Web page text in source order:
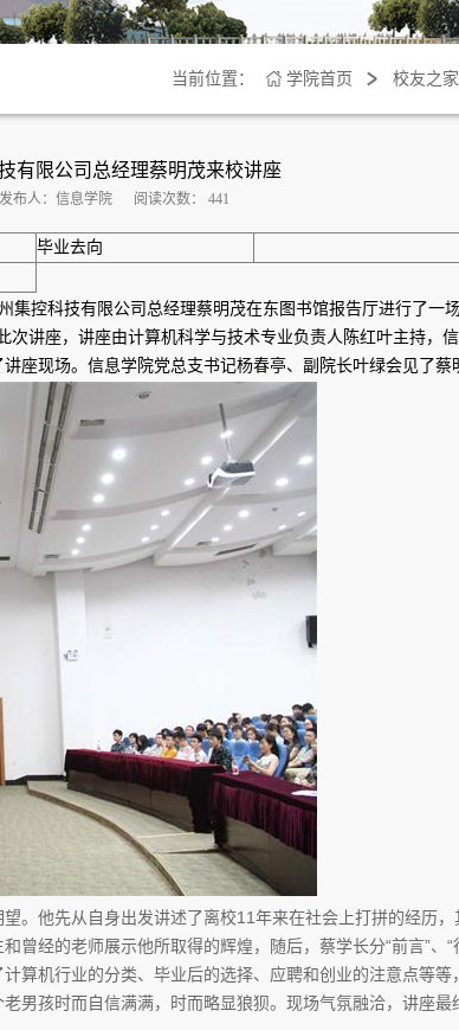
当前位置： 学院首页 校友之家
有限公司总经理蔡明茂来校讲座
发布人：信息学院 阅读次数： 441
毕业去向
集控科技有限公司总经理蔡明茂在东图书馆报告厅进行了一
讲座，讲座由计算机科学与技术专业负责人陈红叶主持，
座现场。信息学院党总支书记杨春亭、副院长叶绿会见了蔡
。他先从自身出发讲述了离校11年来在社会上打拼的经历
经的老师展示他所取得的辉煌，随后，蔡学长分“前言”、“
算机行业的分类、毕业后的选择、应聘和创业的注意点等等
男孩时而自信满满，时而略显狼狈。现场气氛融洽，讲座最